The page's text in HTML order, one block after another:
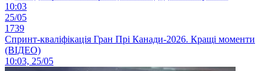
10:03
25/05
1739
Спринт-кваліфікація Гран Прі Канади-2026. Кращі моменти
(ВІДЕО)
10:03, 25/05